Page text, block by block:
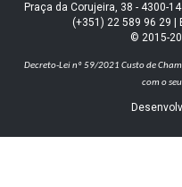
Praça da Corujeira, 38 - 4300-
(+351) 22 589 96 29
© 2015-
Decreto-Lei nº 59/2021 Custo de
com o